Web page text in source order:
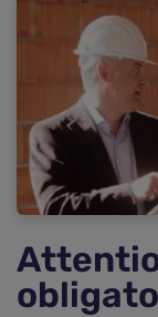
Quelles
souscription ?
Un coût